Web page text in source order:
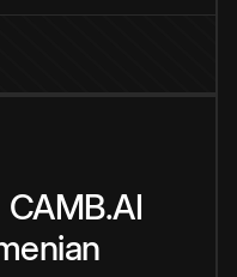
CAMB.AI